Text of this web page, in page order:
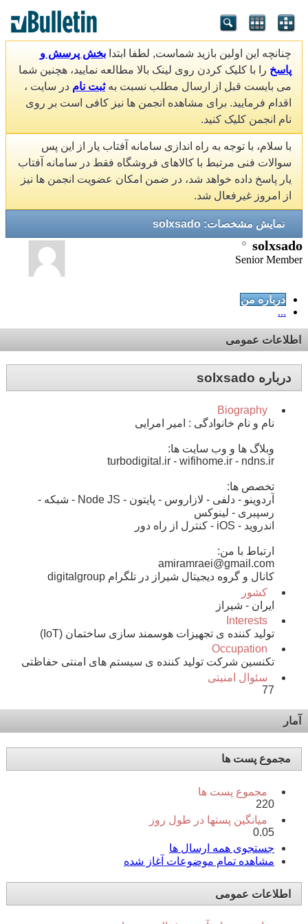
چنانچه این اولین بازید شماست, لطفا ابتدا بخش پرسش و
پاسخ را با کلیک کردن روی لینک بالا مطالعه نمایید، هچنین شما
می بایست قبل از ارسال مطلب نسبت بهثبت نام در سایت ،
اقدام فرمایید. برای مشاهده انجمن ها نیز کافی است بر روی
نام انجمن کلیک کنید.
با سلام، با توجه به راه اندازی سامانه آفتاب یار از این پس
سوالات فنی مرتبط با کالاهای فروشگاه فقط در سامانه آفتاب
یار پاسخ داده خواهد شد، در ضمن امکان عضویت انجمن ها نیز
از امروز غیرفعال شد.
نمایش مشخصات: solxsado
solxsado
Senior Member
درباره من
...
اطلاعات عمومی
درباره solxsado
Biography
نام و نام خانوادگی : امیر امرایی
وبلاگ ها و وب سایت ها:
turbodigital.ir - wifihome.ir - ndns.ir
تخصص ها:
آردوینو - دلفی - لازاروس - پایتون - Node JS - شبکه -
رسپبری - لینوکس
اندروید - iOS - کنترل از راه دور
ارتباط با من:
amiramraei@gmail.com
کانال و گروه دیجیتال شیراز در تلگرام digitalgroup
کشور
ایران - شیراز
Interests
تولید کننده ی تجهیزات هوسمند سازی ساختمان (IoT)
Occupation
تکنسین شرکت تولید کننده ی سیستم های امنتی حفاظتی
سئوال امنیتی
77
آمار
مجموع پست ها
مجموع پست ها
220
میانگین پستها در طول روز
0.05
جستجوی همه ارسال ها
مشاهده تمام موضوعات آغاز شده
اطلاعات عمومی